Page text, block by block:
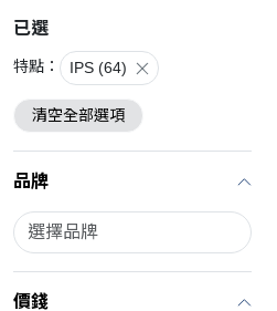
已選
特點： IPS (64)
清空全部選項
品牌
價錢